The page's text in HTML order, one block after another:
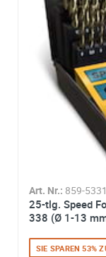
Art. Nr.: 859-
25-tlg. Speed
338 (Ø 1-13
SIE SPAREN 53%